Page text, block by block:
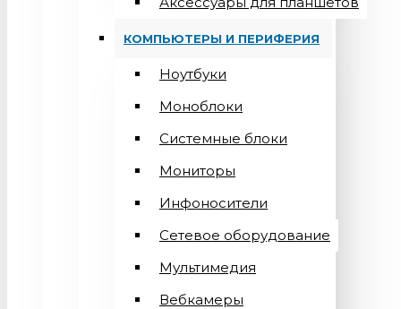
КОМПЬЮТЕРЫ И ПЕРИФЕРИЯ
Ноутбуки
Моноблоки
Системные блоки
Мониторы
Инфоносители
Сетевое оборудование
Мультимедия
Вебкамеры